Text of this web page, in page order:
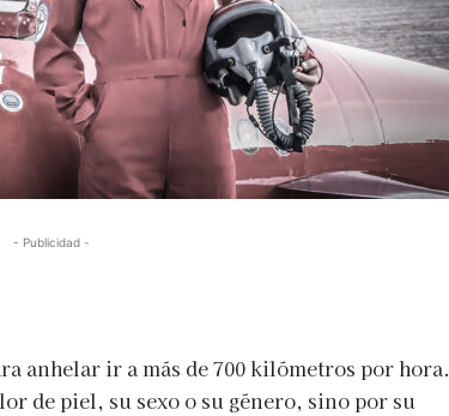
- Publicidad -
anhelar ir a más de 700 kilómetros por hora.
de piel, su sexo o su género, sino por su